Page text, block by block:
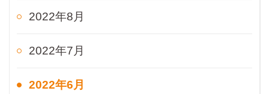
2022年8月
2022年7月
2022年6月